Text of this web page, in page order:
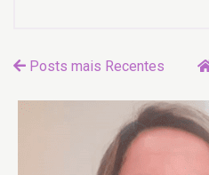
Posts mais Recentes